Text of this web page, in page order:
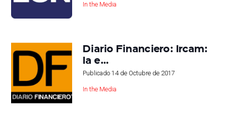
In the Media
Diario Financiero: Ircam:
la e…
Publicado 14 de Octubre de 2017
In the Media